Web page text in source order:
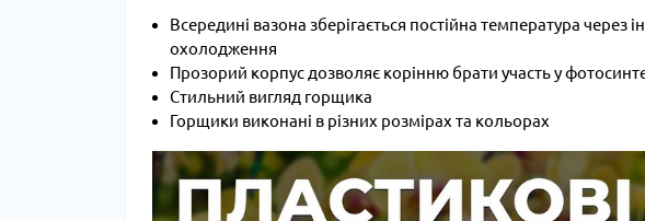
Всередині вазона зберігається постійна температура через
охолодження
Прозорий корпус дозволяє корінню брати участь у
Стильний вигляд горщика
Горщики виконані в різних розмірах та кольорах